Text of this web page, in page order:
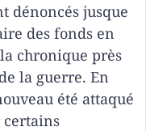
dénoncés jusque
des fonds en
chronique près
la guerre. En
été attaqué